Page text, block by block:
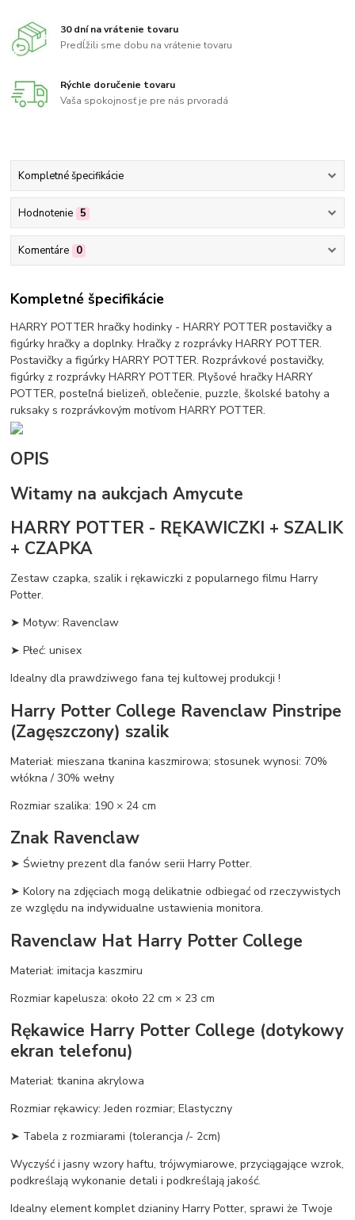
30 dní na vrátenie tovaru
Predĺžili sme dobu na vrátenie tovaru
Rýchle doručenie tovaru
Vaša spokojnosť je pre nás prvoradá
Kompletné špecifikácie
Hodnotenie 5
Komentáre 0
Kompletné špecifikácie
HARRY POTTER hračky hodinky - HARRY POTTER postavičky a
figúrky hračky a doplnky. Hračky z rozprávky HARRY POTTER.
Postavičky a figúrky HARRY POTTER. Rozprávkové postavičky,
figúrky z rozprávky HARRY POTTER. Plyšové hračky HARRY
POTTER, posteľná bielizeň, oblečenie, puzzle, školské batohy a
ruksaky s rozprávkovým motívom HARRY POTTER.
OPIS
Witamy na aukcjach Amycute
HARRY POTTER - RĘKAWICZKI + SZALIK
+ CZAPKA
Zestaw czapka, szalik i rękawiczki z popularnego filmu Harry
Potter.
➤ Motyw: Ravenclaw
➤ Płeć: unisex
Idealny dla prawdziwego fana tej kultowej produkcji !
Harry Potter College Ravenclaw Pinstripe
(Zagęszczony) szalik
Materiał: mieszana tkanina kaszmirowa; stosunek wynosi: 70%
włókna / 30% wełny
Rozmiar szalika: 190 × 24 cm
Znak Ravenclaw
➤ Świetny prezent dla fanów serii Harry Potter.
➤ Kolory na zdjęciach mogą delikatnie odbiegać od rzeczywistych
ze względu na indywidualne ustawienia monitora.
Ravenclaw Hat Harry Potter College
Materiał: imitacja kaszmiru
Rozmiar kapelusza: około 22 cm × 23 cm
Rękawice Harry Potter College (dotykowy
ekran telefonu)
Materiał: tkanina akrylowa
Rozmiar rękawicy: Jeden rozmiar; Elastyczny
➤ Tabela z rozmiarami (tolerancja /- 2cm)
Wyczyść i jasny wzory haftu, trójwymiarowe, przyciągające wzrok,
podkreślają wykonanie detali i podkreślają jakość.
Idealny element komplet dzianiny Harry Potter, sprawi że Twoje